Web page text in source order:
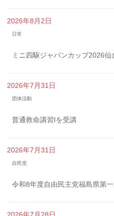
2026年8月2日
日常
ミニ四駆ジャパンカップ2026仙
2026年7月31日
団体活動
普通救命講習Iを受講
2026年7月31日
自民党
令和8年度自由民主党福島県第